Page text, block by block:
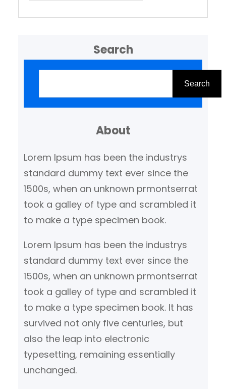
Search
Search
About
Lorem Ipsum has been the industrys
standard dummy text ever since the
1500s, when an unknown prmontserrat
took a galley of type and scrambled it
to make a type specimen book.
Lorem Ipsum has been the industrys
standard dummy text ever since the
1500s, when an unknown prmontserrat
took a galley of type and scrambled it
to make a type specimen book. It has
survived not only five centuries, but
also the leap into electronic
typesetting, remaining essentially
unchanged.